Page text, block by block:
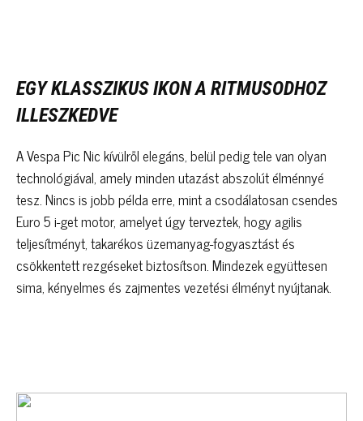
EGY KLASSZIKUS IKON A RITMUSODHOZ
ILLESZKEDVE
A Vespa Pic Nic kívülről elegáns, belül pedig tele van olyan
technológiával, amely minden utazást abszolút élménnyé
tesz. Nincs is jobb példa erre, mint a csodálatosan csendes
Euro 5 i-get motor, amelyet úgy terveztek, hogy agilis
teljesítményt, takarékos üzemanyag-fogyasztást és
csökkentett rezgéseket biztosítson. Mindezek együttesen
sima, kényelmes és zajmentes vezetési élményt nyújtanak.